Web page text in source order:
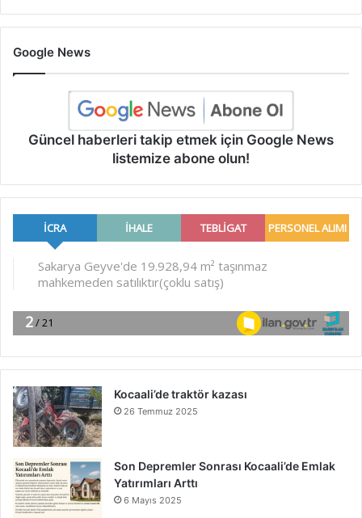
Google News
Güncel haberleri takip etmek için Google News
listemize abone olun!
Kocaali’de traktör kazası
26 Temmuz 2025
Son Depremler Sonrası Kocaali’de Emlak
Yatırımları Arttı
6 Mayıs 2025